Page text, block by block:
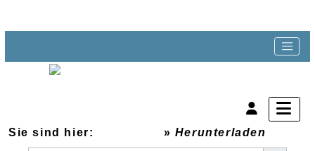
Sie sind hier: » Herunterladen